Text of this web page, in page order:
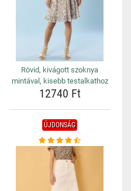
Rövid, kivágott szoknya
mintával, kisebb testalkathoz
12740 Ft
ÚJDONSÁG